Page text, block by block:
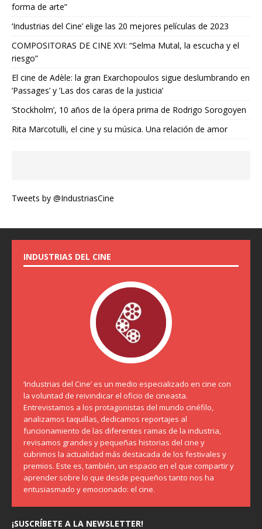
forma de arte”
‘Industrias del Cine’ elige las 20 mejores películas de 2023
COMPOSITORAS DE CINE XVI: “Selma Mutal, la escucha y el
riesgo”
El cine de Adèle: la gran Exarchopoulos sigue deslumbrando en
’Passages’ y ’Las dos caras de la justicia’
‘Stockholm’, 10 años de la ópera prima de Rodrigo Sorogoyen
Rita Marcotulli, el cine y su música. Una relación de amor
Tweets by @IndustriasCine
INDUSTRIAS DEL CINE
‘Industrias del Cine’ es un medio especializado en cine con
la voluntad de reivindicar el oficio de cineasta.
Entrevistamos a los protagonistas del mundo cinéfilo,
analizamos taquillas, dedicamos reportajes al
funcionamiento de las diferentes ramas de la industria,
revisamos grandes y pequeñas historias del cine y
cubrimos la actualidad más destacada de los festivales y
premios. Este es, también, un espacio en el que compartir y
aprender sobre lo que desde pequeños tanto nos ha
entusiasmado y emocionado: el cine.
¡SUSCRÍBETE A LA NEWSLETTER!